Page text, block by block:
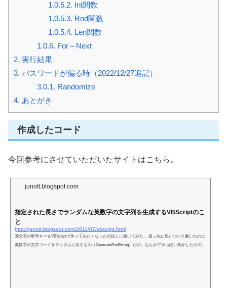
1.0.5.2. Int関数
1.0.5.3. Rnd関数
1.0.5.4. Len関数
1.0.6. For～Next
2. 実行結果
3. パスワードが偏る時（2022/12/27追記）
3.0.1. Randomize
4. あとがき
作成したコード
今回参考にさせていただいたサイトはこちら。
junott.blogspot.com
指定された長さでランダムな英数字の文字列を生成するVBScriptのこ
と
http://junott.blogspot.com/2011/07/vbscript.html
32文字の暗号キーをVBScriptで作ってみたくなったの試しに書いてみた。 真っ先に思いついて書いたのは
英数字の文字コードをランダムに出すもの（GenerateRndString）だが、なんかアホっぽい気がしたので英